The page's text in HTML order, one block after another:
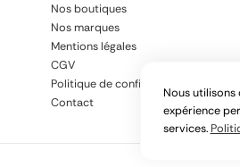
Nos boutiques
Nos marques
Mentions légales
CGV
Politique de confidentialité
Contact
Nous
expérience
services.